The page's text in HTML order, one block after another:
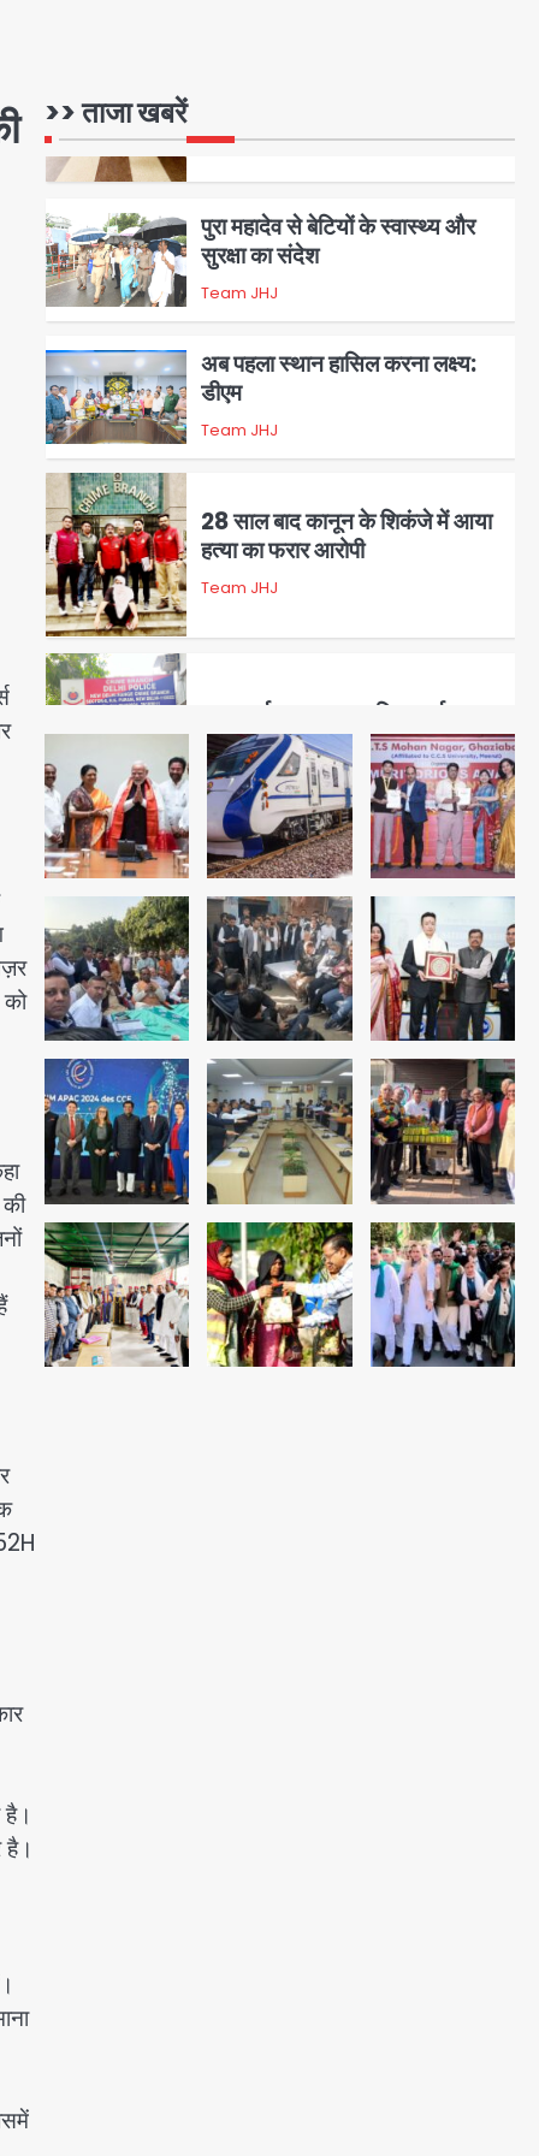
है।
>> ताजा खबरें
सुरक्षा का संदेश
अब पहला स्थान हासिल करना लक्ष्य:
डीएम
Team JHJ
3
28 साल बाद कानून के शिकंजे में आया
4
क्राइम ब्रांच के हत्थे
5
रोहित चौधरी गैंग का कुख्यात बदमाश
राजस्थान से गिरफ्तार
Team JHJ
1
पुरा महादेव से बेटियों के स्वास्थ्य और
सुरक्षा का संदेश
Team JHJ
2
अब पहला स्थान हासिल करना लक्ष्य:
डीएम
Team JHJ
28 साल बाद कानून के शिकंजे में आया
हत्या का फरार आरोपी
Team JHJ